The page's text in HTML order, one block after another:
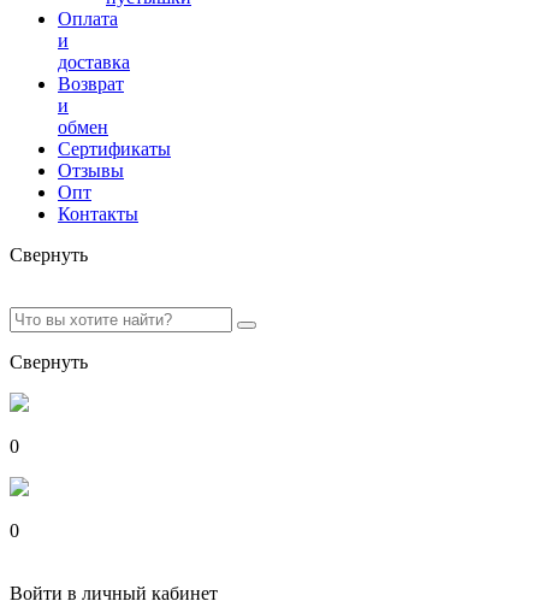
Оплата
и
доставка
Возврат
и
обмен
Сертификаты
Отзывы
Опт
Контакты
Свернуть
Свернуть
0
0
Войти в личный кабинет